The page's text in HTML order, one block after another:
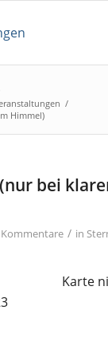
/
Himmel)
bei
/ in
Karte